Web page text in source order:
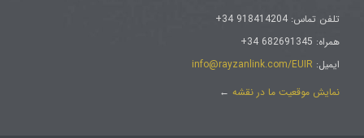
تلفن تماس: 918414204 34+
همراه: 682691345 34+
ایمیل: info@rayzanlink.com/EUIR
نمایش موقعیت ما در نقشه ←